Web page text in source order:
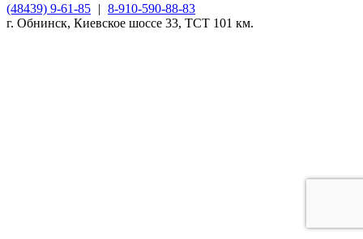
(48439) 9-61-85 | 8-910-590-88-83
г. Обнинск, Киевское шоссе 33, ТСТ 101 км.